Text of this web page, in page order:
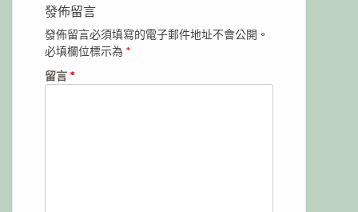
發佈留言
發佈留言必須填寫的電子郵件地址不會公開。
必填欄位標示為 *
留言 *